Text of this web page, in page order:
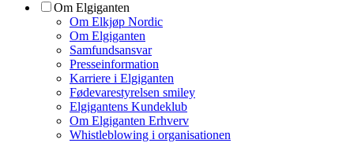
Om Elgiganten
Om Elkjøp Nordic
Om Elgiganten
Samfundsansvar
Presseinformation
Karriere i Elgiganten
Fødevarestyrelsen smiley
Elgigantens Kundeklub
Om Elgiganten Erhverv
Whistleblowing i organisationen